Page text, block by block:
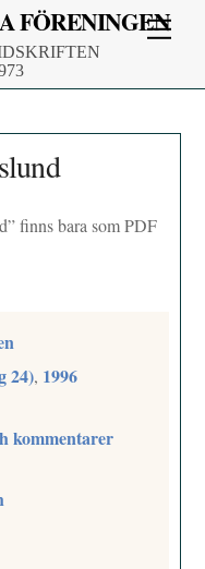
FÖRENINGEN
finns bara som PDF
24), 1996
kommentarer